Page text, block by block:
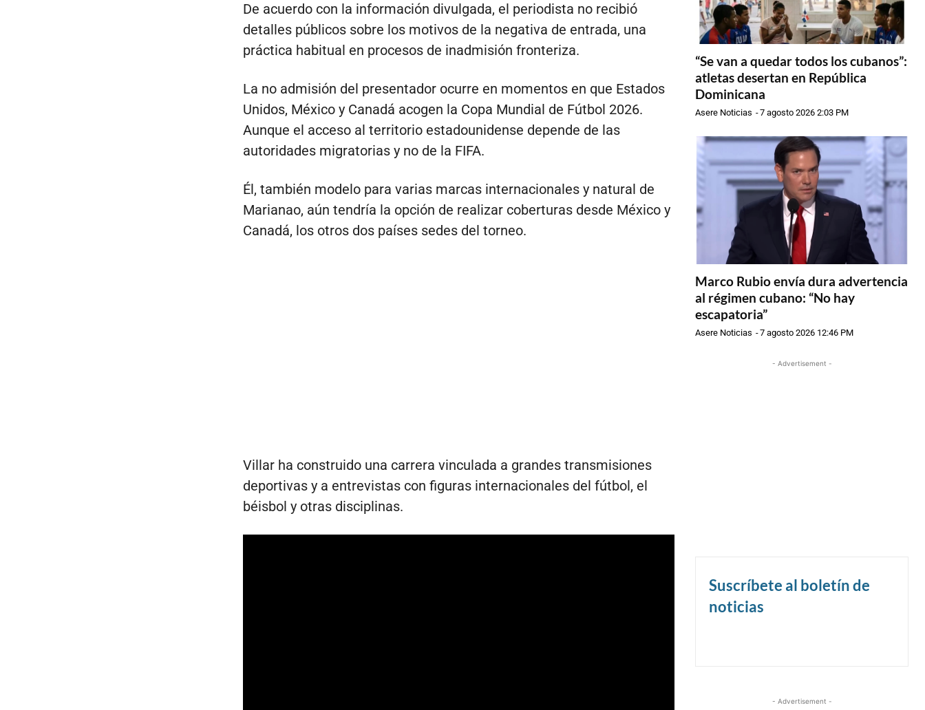
De acuerdo con la información divulgada, el periodista no recibió
detalles públicos sobre los motivos de la negativa de entrada, una
práctica habitual en procesos de inadmisión fronteriza.
La no admisión del presentador ocurre en momentos en que Estados
Unidos, México y Canadá acogen la Copa Mundial de Fútbol 2026.
Aunque el acceso al territorio estadounidense depende de las
autoridades migratorias y no de la FIFA.
Él, también modelo para varias marcas internacionales y natural de
Marianao, aún tendría la opción de realizar coberturas desde México y
Canadá, los otros dos países sedes del torneo.
Villar ha construido una carrera vinculada a grandes transmisiones
deportivas y a entrevistas con figuras internacionales del fútbol, el
béisbol y otras disciplinas.
“Se van a quedar todos los cubanos”:
atletas desertan en República
Dominicana
Asere Noticias -7 agosto 2026 2:03 PM
Marco Rubio envía dura advertencia
al régimen cubano: “No hay
escapatoria”
Asere Noticias -7 agosto 2026 12:46 PM
- Advertisement -
Suscríbete al boletín de
noticias
- Advertisement -